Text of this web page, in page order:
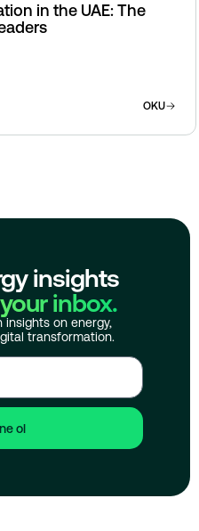
in the UAE: The
OKU
insights
inbox.
on energy,
transformation.
ol